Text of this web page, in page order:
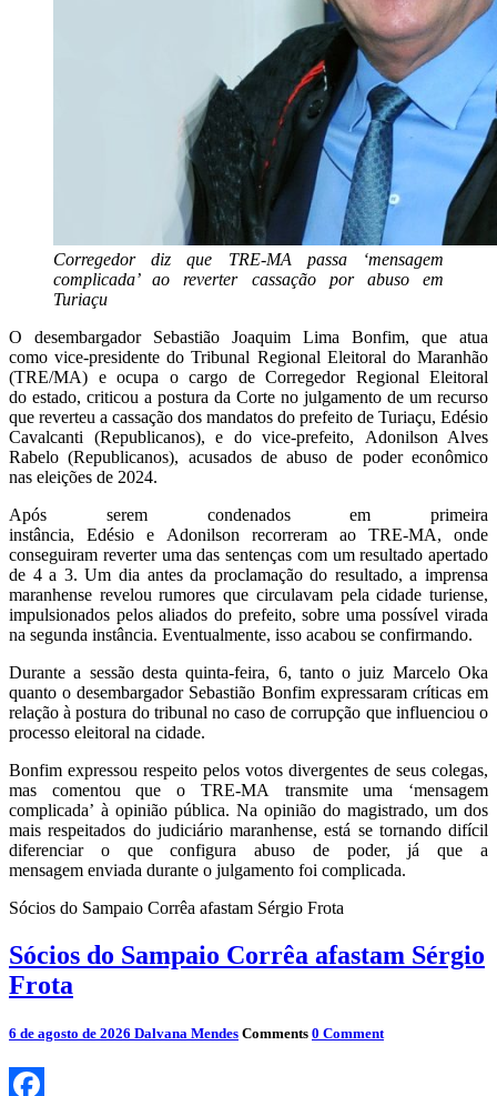
Corregedor diz que TRE-MA passa ‘mensagem
complicada’ ao reverter cassação por abuso em
Turiaçu
O desembargador Sebastião Joaquim Lima Bonfim, que atua
comovice-presidente do Tribunal Regional Eleitoral do Maranhão
(TRE/MA) e ocupa o cargo de Corregedor Regional Eleitoral
do estado, criticou a postura da Corte no julgamento de um recurso
que reverteu a cassação dos mandatos do prefeito de Turiaçu, Edésio
Cavalcanti (Republicanos), e do vice-prefeito, Adonilson Alves
Rabelo (Republicanos), acusados de abuso de poder econômico
nas eleições de 2024.
Após serem condenados em primeira
instância, Edésio e Adonilson recorreram ao TRE-MA, onde
conseguiram reverter uma das sentenças com um resultado apertado
de 4 a 3. Um dia antes da proclamação do resultado, a imprensa
maranhense revelou rumores que circulavam pela cidade turiense,
impulsionados pelos aliados do prefeito, sobre uma possível virada
na segunda instância. Eventualmente, isso acabou se confirmando.
Durante a sessão desta quinta-feira, 6, tanto o juiz Marcelo Oka
quantoodesembargador Sebastião Bonfim expressaram críticas em
relação àpostura do tribunal no caso de corrupção que influenciou o
processo eleitoral na cidade.
Bonfim expressou respeito pelos votos divergentes de seus colegas,
mas comentou que o TRE-MA transmite uma ‘mensagem
complicada’ à opinião pública. Na opinião do magistrado, um dos
mais respeitados do judiciário maranhense,está se tornando difícil
diferenciar o queconfigura abuso de poder,já que a
mensagem enviada durante o julgamento foi complicada.
Sócios do Sampaio Corrêa afastam Sérgio Frota
Sócios do Sampaio Corrêa afastam Sérgio
Frota
6 de agosto de 2026 Dalvana Mendes Comments 0 Comment